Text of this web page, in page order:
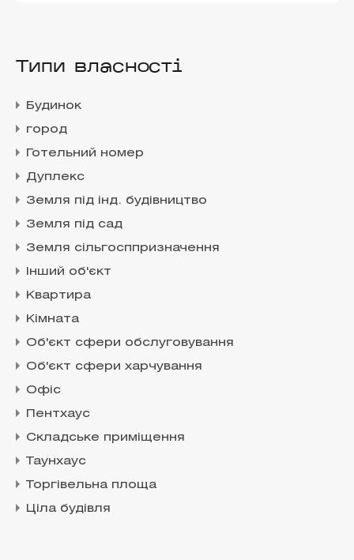
Типи власності
Будинок
город
Готельний номер
Дуплекс
Земля під інд. будівництво
Земля під сад
Земля сільгосппризначення
Інший об'єкт
Квартира
Кімната
Об'єкт сфери обслуговування
Об'єкт сфери харчування
Офіс
Пентхаус
Складське приміщення
Таунхаус
Торгівельна площа
Ціла будівля